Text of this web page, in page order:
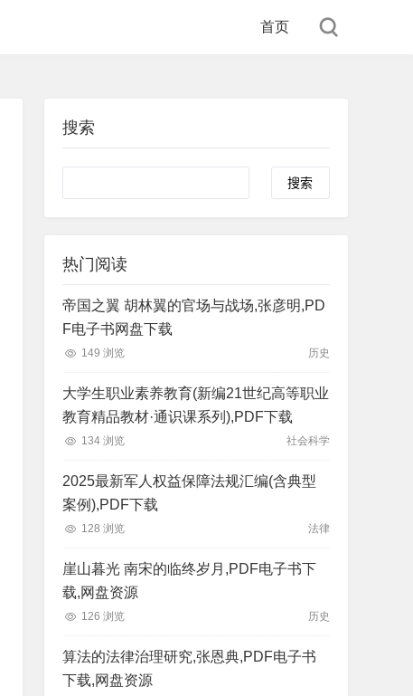
首页
搜索
Search
热门阅读
帝国之翼 胡林翼的官场与战场,张彦明,PD
F电子书网盘下载
149 浏览 历史
大学生职业素养教育(新编21世纪高等职业
教育精品教材·通识课系列),PDF下载
134 浏览 社会科学
2025最新军人权益保障法规汇编(含典型
案例),PDF下载
128 浏览 法律
崖山暮光 南宋的临终岁月,PDF电子书下
载,网盘资源
126 浏览 历史
算法的法律治理研究,张恩典,PDF电子书
下载,网盘资源